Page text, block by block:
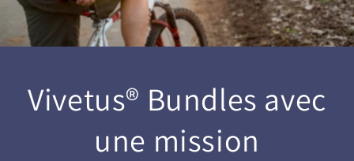
Vivetus® Bundles avec
une mission